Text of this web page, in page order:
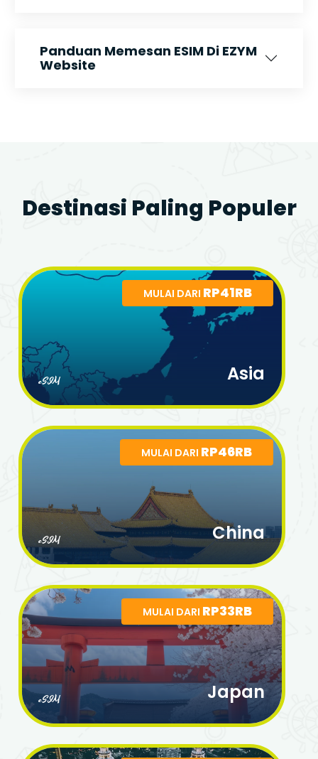
Panduan Memesan ESIM Di EZYM
Website
Destinasi Paling Populer
MULAI DARI RP41RB
eSIM Asia
MULAI DARI RP46RB
eSIM China
MULAI DARI RP33RB
eSIM Japan